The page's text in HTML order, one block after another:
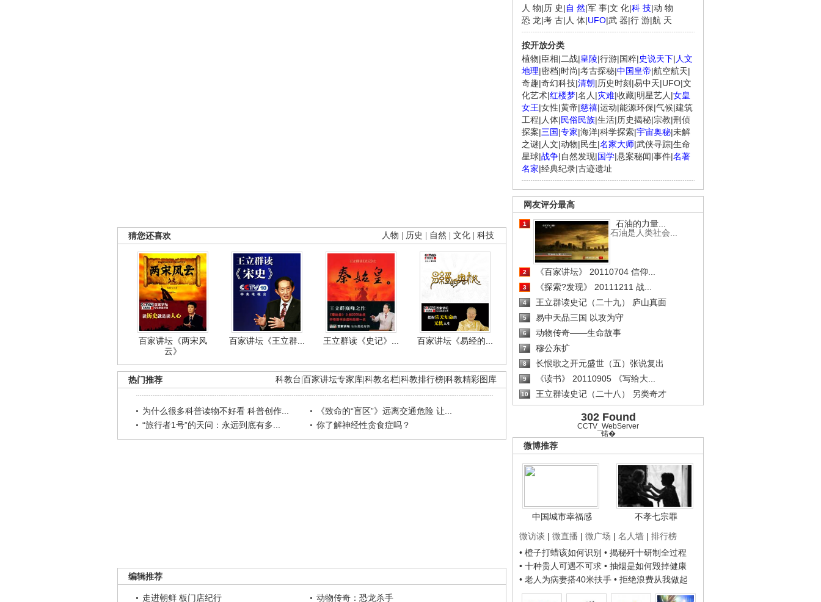
人 物|历 史|自 然|军 事|文 化|科 技|动 物
恐 龙|考 古| 人 体|UFO|武 器|行 游|航 天
按开放分类
植物|臣相|二战|皇陵|行游|国粹|史说天下| 人文
地理|密档|时尚|考古探秘|中国皇帝|航空航天|
奇趣|奇幻科技|清朝|历史时刻 |易中天|UFO|文
化艺术|红楼梦|名人 |灾难|收藏|明星艺人 |女皇
女王|女性|黄帝|慈禧|运动|能源环保|气候|建筑
工程| 人体|民俗民族|生活|历史揭秘|宗教|刑侦
探案|三国|专家|海洋|科学探索|宇宙奥秘|未解
之谜| 人文|动物|民生|名家大师|武侠寻踪|生命
星球|战争|自然发现|国学|悬案秘闻|事件|名著
名家|经典纪录|古迹遗址
网友评分最高
1
石油的力量...
石油是人类社会...
2 《百家讲坛》 20110704 信仰...
3 《探索?发现》 20111211 战...
4 王立群读史记（二十九） 庐山真面
5 易中天品三国 以攻为守
6 动物传奇——生命故事
7 穆公东扩
8 长恨歌之开元盛世（五）张说复出
9 《读书》 20110905 《写给大...
10 王立群读史记（二十八） 另类奇才
302 Found
CCTV_WebServer
锘�
微博推荐
中国城市幸福感
不孝七宗罪
微访谈 | 微直播 | 微广场 | 名人墙 | 排行榜
• 橙子打蜡该如何识别 • 揭秘歼十研制全过程
• 十种贵人可遇不可求 • 抽烟是如何毁掉健康
• 老人为病妻搭40米扶手 • 拒绝浪费从我做起
人物 历史 自然 文化 科技
猜您还喜欢
百家讲坛《两宋风
云》
百家讲坛《王立群... 王立群读《史记》... 百家讲坛《易经的...
科教台 百家讲坛专家库 科教名栏 科教排行榜 科教精彩图库
热门推荐
为什么很多科普读物不好看 科普创作...
《致命的“盲区”》远离交通危险 让...
“旅行者1号”的天问：永远到底有多...
你了解神经性贪食症吗？
编辑推荐
走进朝鲜 板门店纪行 动物传奇：恐龙杀手